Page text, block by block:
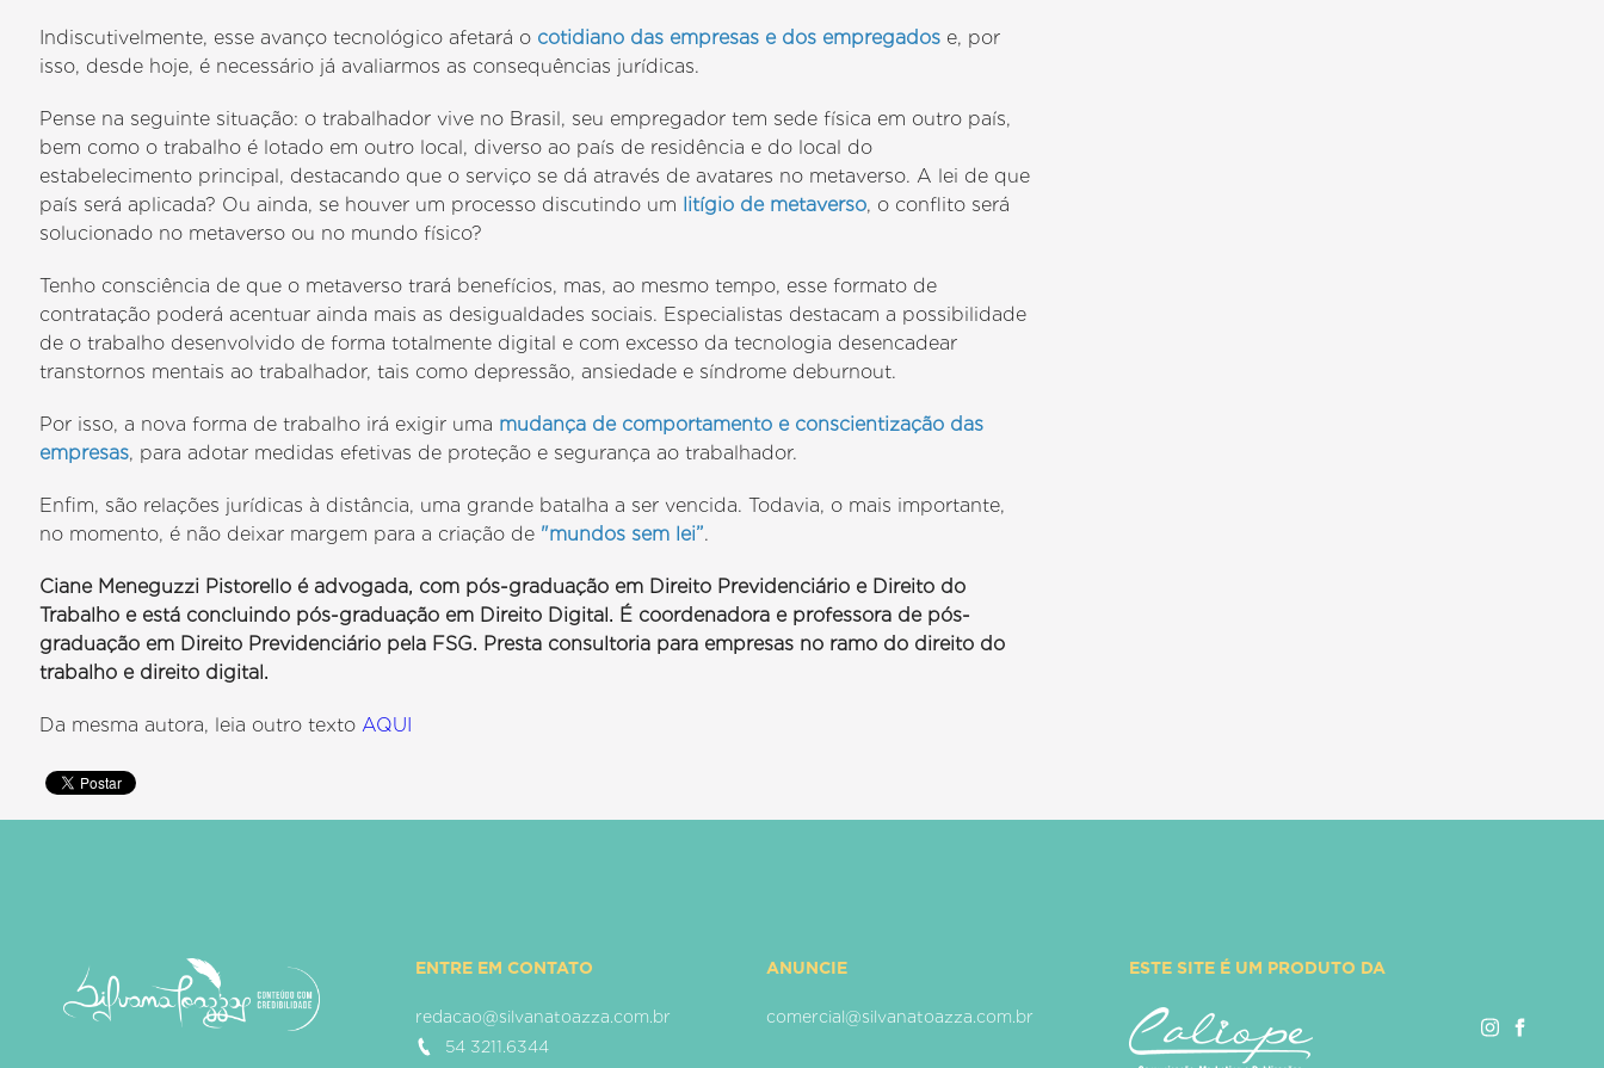
Indiscutivelmente, esse avanço tecnológico afetará o cotidiano das empresas e dos empregados e, por
isso, desde hoje, é necessário já avaliarmos as consequências jurídicas.
Pense na seguinte situação: o trabalhador vive no Brasil, seu empregador tem sede física em outro país,
bem como o trabalho é lotado em outro local, diverso ao país de residência e do local do
estabelecimento principal, destacando que o serviço se dá através de avatares no metaverso. A lei de que
país será aplicada? Ou ainda, se houver um processo discutindo um litígio de metaverso, o conflito será
solucionado no metaverso ou no mundo físico?
Tenho consciência de que o metaverso trará benefícios, mas, ao mesmo tempo, esse formato de
contratação poderá acentuar ainda mais as desigualdades sociais. Especialistas destacam a possibilidade
de o trabalho desenvolvido de forma totalmente digital e com excesso da tecnologia desencadear
transtornos mentais ao trabalhador, tais como depressão, ansiedade e síndrome deburnout.
Por isso, a nova forma de trabalho irá exigir uma mudança de comportamento e conscientização das
empresas, para adotar medidas efetivas de proteção e segurança ao trabalhador.
Enfim, são relações jurídicas à distância, uma grande batalha a ser vencida. Todavia, o mais importante,
no momento, é não deixar margem para a criação de "mundos sem lei”.
Ciane Meneguzzi Pistorello é advogada, com pós-graduação em Direito Previdenciário e Direito do
Trabalho e está concluindo pós-graduação em Direito Digital. É coordenadora e professora de pós-
graduação em Direito Previdenciário pela FSG. Presta consultoria para empresas no ramo do direito do
trabalho e direito digital.
Da mesma autora, leia outro textoAQUI
ENTRE EM CONTATO
redacao@silvanatoazza.com.br
54 3211.6344
ANUNCIE
comercial@silvanatoazza.com.br
ESTE SITE É UM PRODUTO DA